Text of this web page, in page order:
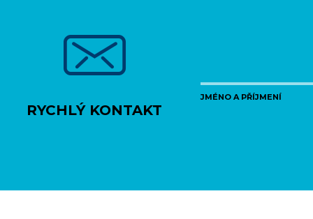
RYCHLÝ KONTAKT
JMÉNO A PŘÍJMENÍ